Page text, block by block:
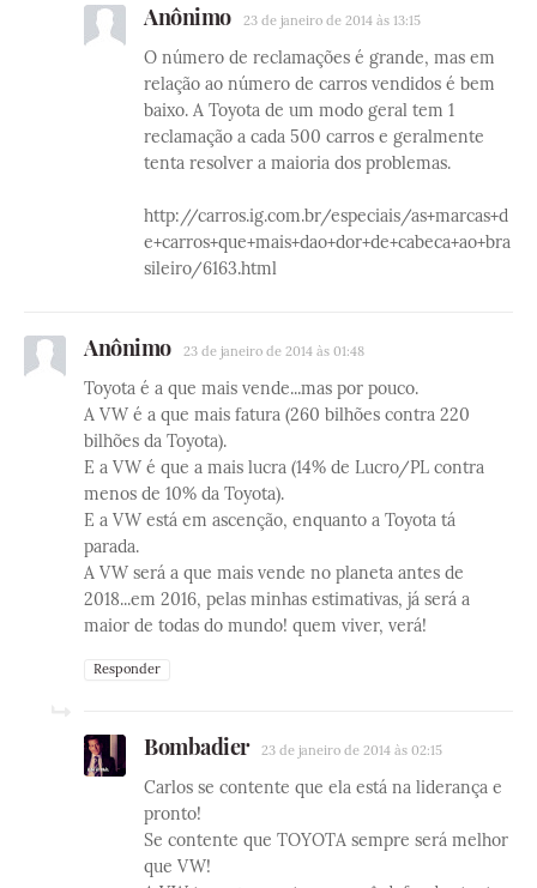
Anônimo 23 de janeiro de 2014 às 13:15
O número de reclamações é grande, mas em
relação ao número de carros vendidos é bem
baixo. A Toyota de um modo geral tem 1
reclamação a cada 500 carros e geralmente
tenta resolver a maioria dos problemas.
http://carros.ig.com.br/especiais/as+marcas+d
e+carros+que+mais+dao+dor+de+cabeca+ao+bra
sileiro/6163.html
Anônimo 23 de janeiro de 2014 às 01:48
Toyota é a que mais vende...mas por pouco.
A VW é a que mais fatura (260 bilhões contra 220
bilhões da Toyota).
E a VW é que a mais lucra (14% de Lucro/PL contra
menos de 10% da Toyota).
E a VW está em ascenção, enquanto a Toyota tá
parada.
A VW será a que mais vende no planeta antes de
2018...em 2016, pelas minhas estimativas, já será a
maior de todas do mundo! quem viver, verá!
Responder
Bombadier 23 de janeiro de 2014 às 02:15
Carlos se contente que ela está na liderança e
pronto!
Se contente que TOYOTA sempre será melhor
que VW!